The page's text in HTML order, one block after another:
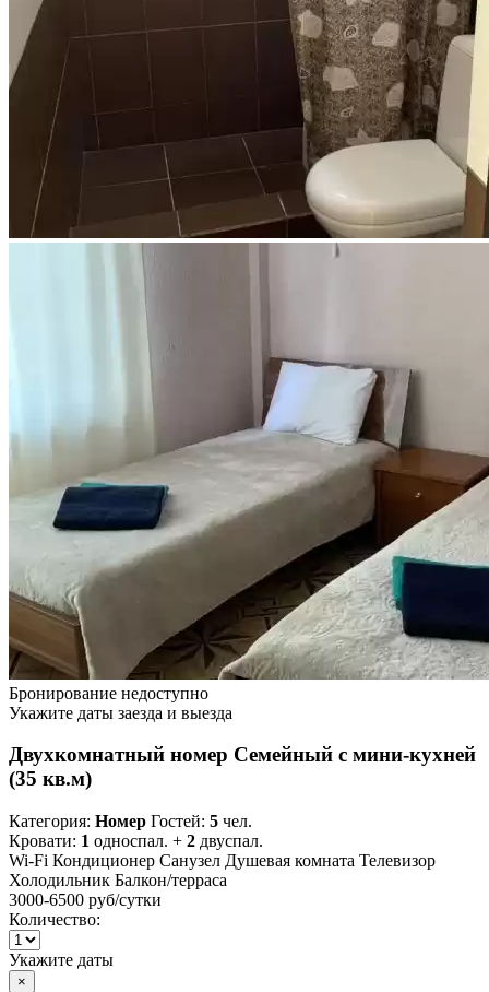
Бронирование недоступно
Укажите даты заезда и выезда
Двухкомнатный номер Семейный с мини-кухней
(35 кв.м)
Категория: Номер Гостей: 5 чел.
Кровати: 1 односпал. + 2 двуспал.
Wi-Fi Кондиционер Санузел Душевая комната Телевизор
Холодильник Балкон/терраса
3000-6500 руб/сутки
Количество:
Укажите даты
×